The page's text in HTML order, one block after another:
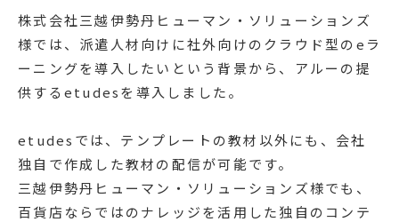
株式会社三越伊勢丹ヒューマン・ソリューションズ
様では、派遣人材向けに社外向けのクラウド型のeラ
ーニングを導入したいという背景から、アルーの提
供するetudesを導入しました。
etudesでは、テンプレートの教材以外にも、会社
独自で作成した教材の配信が可能です。
三越伊勢丹ヒューマン・ソリューションズ様でも、
百貨店ならではのナレッジを活用した独自のコンテ